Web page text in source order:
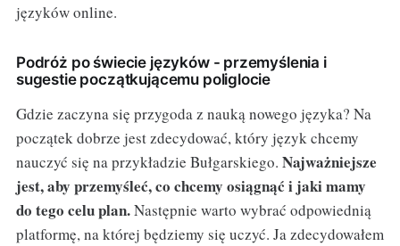
języków online.
Podróż po świecie języków - przemyślenia i
sugestie początkującemu poliglocie
Gdzie zaczyna się przygoda z nauką nowego języka? Na
początek dobrze jest zdecydować, który język chcemy
nauczyć się na przykładzie Bułgarskiego. Najważniejsze
jest, aby przemyśleć, co chcemy osiągnąć i jaki mamy
do tego celu plan.Następnie warto wybrać odpowiednią
platformę, na której będziemy się uczyć. Ja zdecydowałem